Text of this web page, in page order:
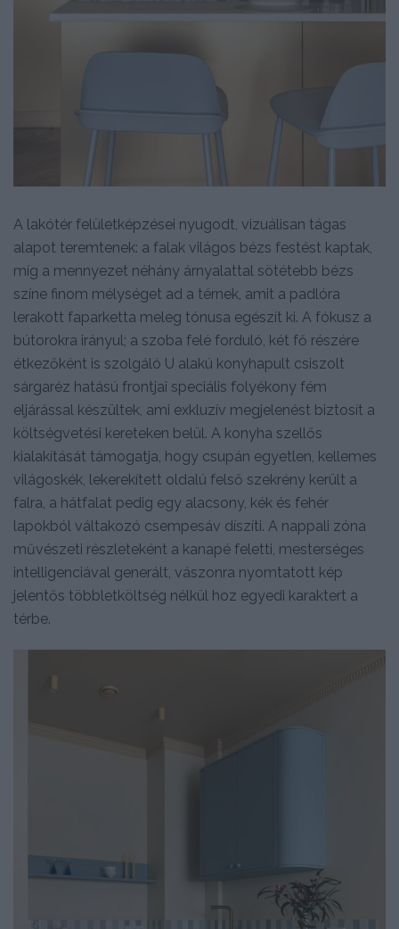
A lakótér felületképzései nyugodt, vizuálisan tágas
alapot teremtenek: a falak világos bézs festést kaptak,
míg a mennyezet néhány árnyalattal sötétebb bézs
színe finom mélységet ad a térnek, amit a padlóra
lerakott faparketta meleg tónusa egészít ki. A fókusz a
bútorokra irányul; a szoba felé forduló, két fő részére
étkezőként is szolgáló U alakú konyhapult csiszolt
sárgaréz hatású frontjai speciális folyékony fém
eljárással készültek, ami exkluzív megjelenést biztosít a
költségvetési kereteken belül. A konyha szellős
kialakítását támogatja, hogy csupán egyetlen, kellemes
világoskék, lekerekített oldalú felső szekrény került a
falra, a hátfalat pedig egy alacsony, kék és fehér
lapokból váltakozó csempesáv díszíti. A nappali zóna
művészeti részleteként a kanapé feletti, mesterséges
intelligenciával generált, vászonra nyomtatott kép
jelentős többletköltség nélkül hoz egyedi karaktert a
térbe.